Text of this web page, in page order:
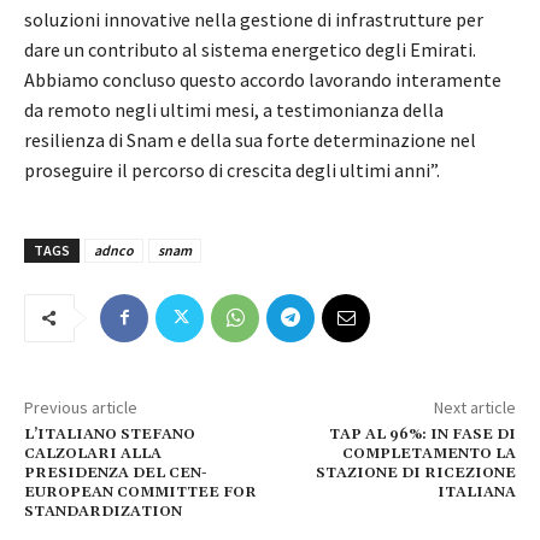
soluzioni innovative nella gestione di infrastrutture per
dare un contributo al sistema energetico degli Emirati.
Abbiamo concluso questo accordo lavorando interamente
da remoto negli ultimi mesi, a testimonianza della
resilienza di Snam e della sua forte determinazione nel
proseguire il percorso di crescita degli ultimi anni”.
TAGS adnco snam
Previous article
L’ITALIANO STEFANO
CALZOLARI ALLA
PRESIDENZA DEL CEN-
EUROPEAN COMMITTEE FOR
STANDARDIZATION
Next article
TAP AL 96%: IN FASE DI
COMPLETAMENTO LA
STAZIONE DI RICEZIONE
ITALIANA